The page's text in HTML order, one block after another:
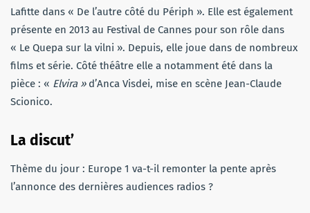
Lafitte dans « De l’autre côté du Périph ». Elle est également
présente en 2013 au Festival de Cannes pour son rôle dans
« Le Quepa sur la vilni ». Depuis, elle joue dans de nombreux
films et série. Côté théâtre elle a notamment été dans la
pièce : « Elvira »d’Anca Visdei, mise en scène Jean-Claude
Scionico.
La discut’
Thème du jour : Europe 1 va-t-il remonter la pente après
l’annonce des dernières audiences radios ?